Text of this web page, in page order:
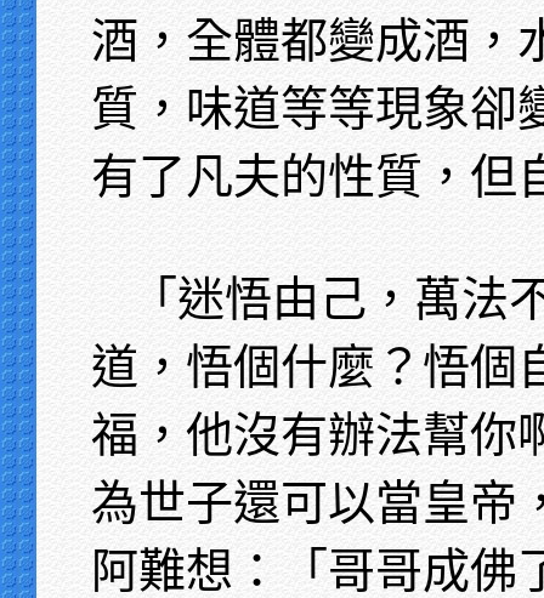
酒，全體都變成酒，
質，味道等等現象卻
有了凡夫的性質，但
「迷悟由己，萬法
道，悟個什麼？悟個
福，他沒有辦法幫你
為世子還可以當皇帝
阿難想：「哥哥成佛